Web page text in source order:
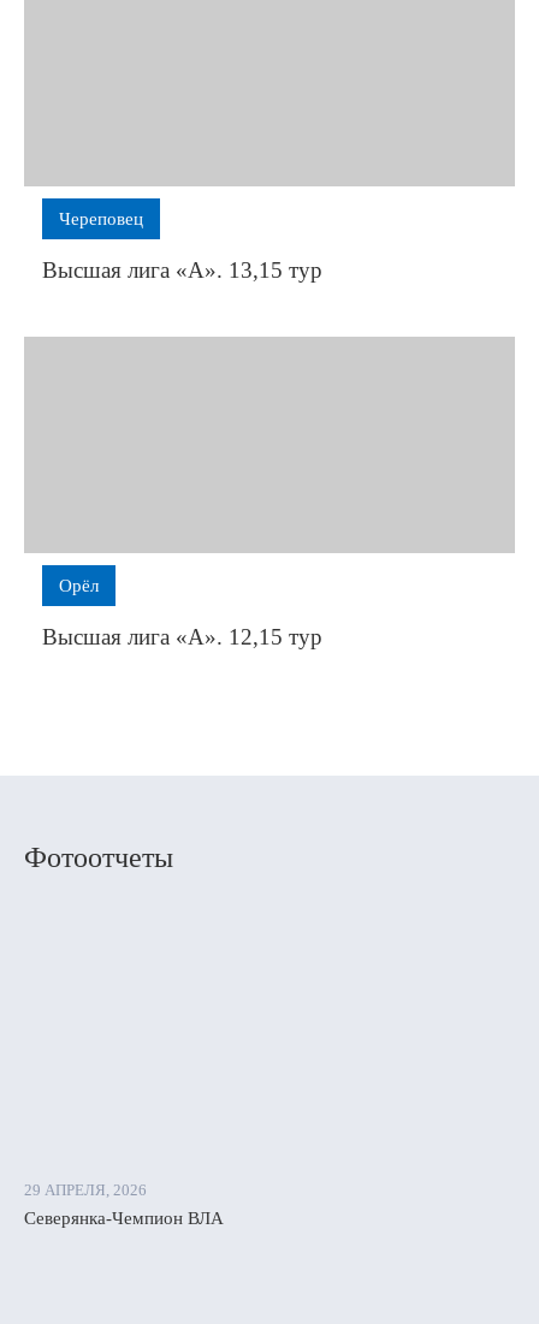
Череповец
Высшая лига «А». 13,15 тур
Орёл
Высшая лига «А». 12,15 тур
Фотоотчеты
29 АПРЕЛЯ, 2026
Северянка-Чемпион ВЛА